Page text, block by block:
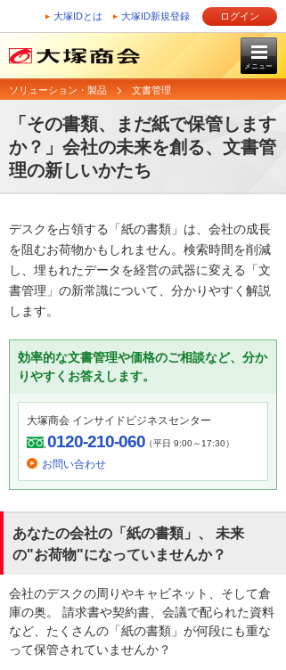
大塚IDとは 大塚ID新規登録 ログイン
メニュー
ソリューション・製品 文書管理
「その書類、まだ紙で保管します
か？」会社の未来を創る、文書管
理の新しいかたち
デスクを占領する「紙の書類」は、会社の成長
を阻むお荷物かもしれません。検索時間を削減
し、埋もれたデータを経営の武器に変える「文
書管理」の新常識について、分かりやすく解説
します。
効率的な文書管理や価格のご相談など、分か
りやすくお答えします。
大塚商会 インサイドビジネスセンター
0120-210-060（平日 9:00～17:30）
お問い合わせ
あなたの会社の「紙の書類」、 未来
の"お荷物"になっていませんか？
会社のデスクの周りやキャビネット、そして倉
庫の奥。 請求書や契約書、会議で配られた資料
など、たくさんの「紙の書類」が何段にも重な
って保管されていませんか？